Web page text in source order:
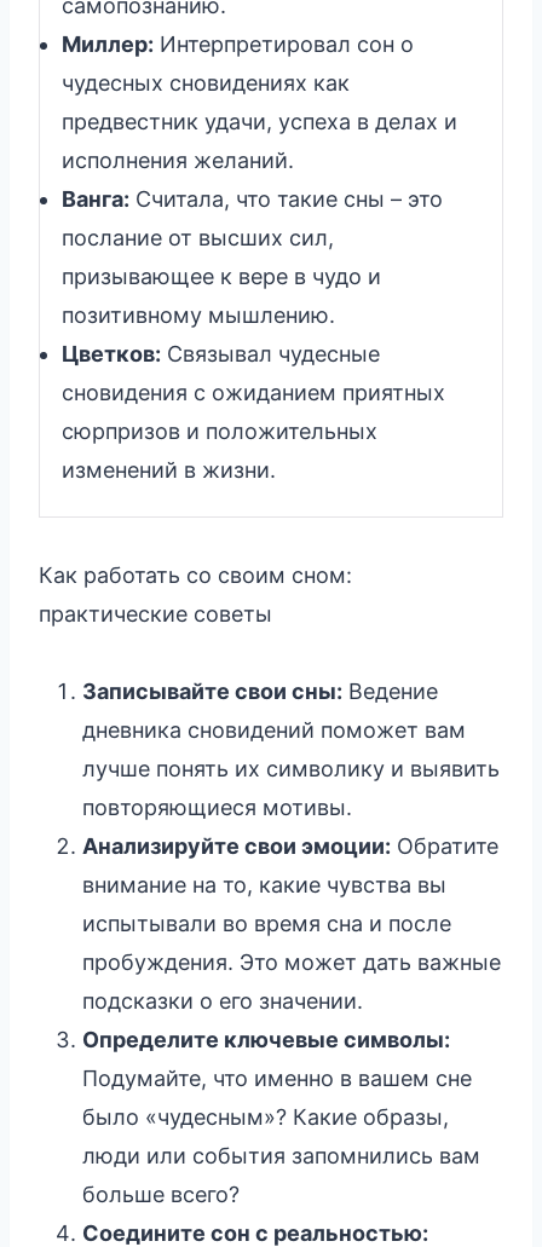
самопознанию.
Миллер: Интерпретировал сон о
чудесных сновидениях как
предвестник удачи, успеха в делах и
исполнения желаний.
Ванга: Считала, что такие сны – это
послание от высших сил,
призывающее к вере в чудо и
позитивному мышлению.
Цветков: Связывал чудесные
сновидения с ожиданием приятных
сюрпризов и положительных
изменений в жизни.
Как работать со своим сном:
практические советы
Записывайте свои сны: Ведение
дневника сновидений поможет вам
лучше понять их символику и выявить
повторяющиеся мотивы.
Анализируйте свои эмоции: Обратите
внимание на то, какие чувства вы
испытывали во время сна и после
пробуждения. Это может дать важные
подсказки о его значении.
Определите ключевые символы:
Подумайте, что именно в вашем сне
было «чудесным»? Какие образы,
люди или события запомнились вам
больше всего?
Соедините сон с реальностью: